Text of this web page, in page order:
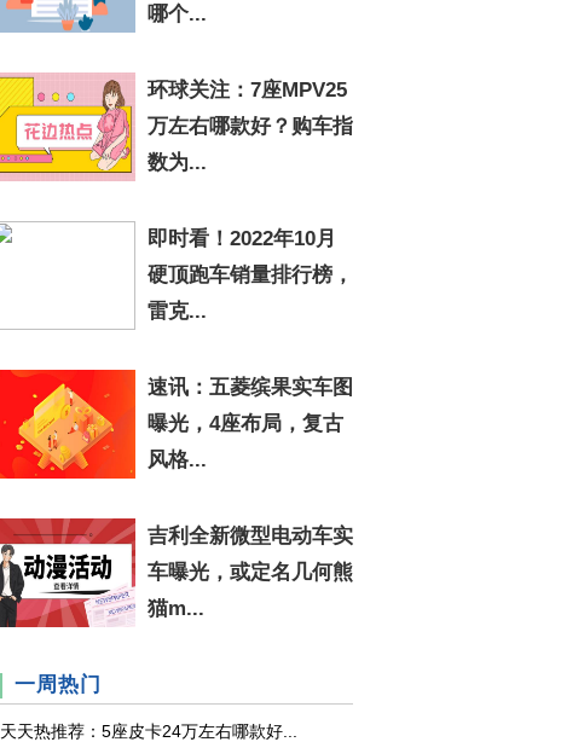
哪个...
环球关注：7座MPV25
万左右哪款好？购车指
数为...
即时看！2022年10月
硬顶跑车销量排行榜，
雷克...
速讯：五菱缤果实车图
曝光，4座布局，复古
风格...
吉利全新微型电动车实
车曝光，或定名几何熊
猫m...
一周热门
天天热推荐：5座皮卡24万左右哪款好...